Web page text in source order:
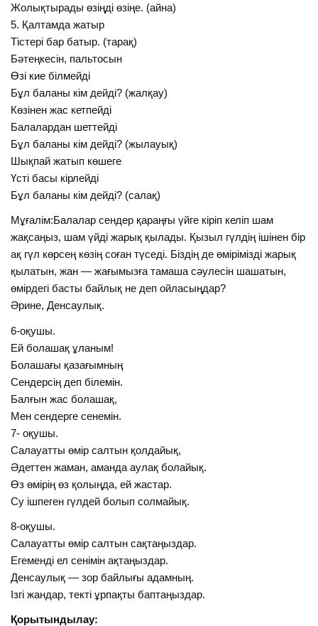
Жолықтырады өзіңді өзіңе. (айна)
5. Қалтамда жатыр
Тістері бар батыр. (тарақ)
Бәтеңкесін, пальтосын
Өзі кие білмейді
Бұл баланы кім дейді? (жалқау)
Көзінен жас кетпейді
Балалардан шеттейді
Бұл баланы кім дейді? (жылауық)
Шықпай жатып көшеге
Үсті басы кірлейді
Бұл баланы кім дейді? (салақ)
Мұғалім:Балалар сендер қараңғы үйге кіріп келіп шам
жақсаңыз, шам үйді жарық қылады. Қызыл гүлдің ішінен бір
ақ гүл көрсең көзің соған түседі. Біздің де өмірімізді жарық
қылатын, жан — жағымызға тамаша сәулесін шашатын,
өмірдегі басты байлық не деп ойласыңдар?
Әрине, Денсаулық.
6-оқушы.
Ей болашақ ұланым!
Болашағы қазағымның
Сендерсің деп білемін.
Балғын жас болашақ,
Мен сендерге сенемін.
7- оқушы.
Салауатты өмір салтын қолдайық,
Әдеттен жаман, аманда аулақ болайық.
Өз өмірің өз қолыңда, ей жастар.
Су ішпеген гүлдей болып солмайық.
8-оқушы.
Салауатты өмір салтын сақтаңыздар.
Егеменді ел сенімін ақтаңыздар.
Денсаулық — зор байлығы адамның.
Ізгі жандар, текті ұрпақты баптаңыздар.
Қорытындылау: